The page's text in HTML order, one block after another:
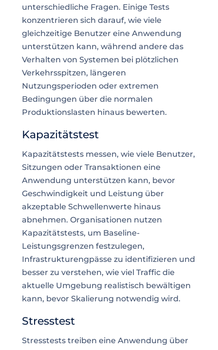
unterschiedliche Fragen. Einige Tests
konzentrieren sich darauf, wie viele
gleichzeitige Benutzer eine Anwendung
unterstützen kann, während andere das
Verhalten von Systemen bei plötzlichen
Verkehrsspitzen, längeren
Nutzungsperioden oder extremen
Bedingungen über die normalen
Produktionslasten hinaus bewerten.
Kapazitätstest
Kapazitätstests messen, wie viele Benutzer,
Sitzungen oder Transaktionen eine
Anwendung unterstützen kann, bevor
Geschwindigkeit und Leistung über
akzeptable Schwellenwerte hinaus
abnehmen. Organisationen nutzen
Kapazitätstests, um Baseline-
Leistungsgrenzen festzulegen,
Infrastrukturengpässe zu identifizieren und
besser zu verstehen, wie viel Traffic die
aktuelle Umgebung realistisch bewältigen
kann, bevor Skalierung notwendig wird.
Stresstest
Stresstests treiben eine Anwendung über